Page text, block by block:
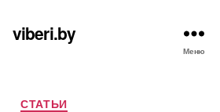
viberi.by
Меню
Рубрики
СТАТЬИ